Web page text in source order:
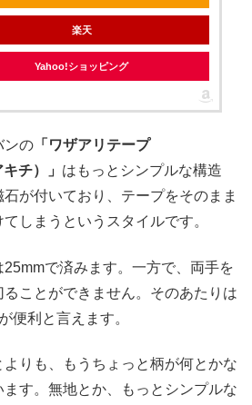
楽天
Yahoo!ショッピング
ンの 「ワザアリテープ
チ）」 はもっとシンプルな構造
が付いており、テープをそのまま
しまうというスタイルです。
で済みます。一方で、両手を
ことができません。そのあたりは
便利と言えます。
りも、もうちょっと柄が何とかな
す。無地とか、もっとシンプルな